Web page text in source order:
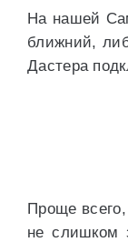
На нашей
ближний,
Дастера
Проще
не слишком